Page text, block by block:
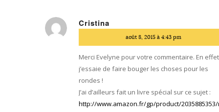
Cristina
août 8, 2015 à 4:43 pm
Merci Evelyne pour votre commentaire. En effet
j’essaie de faire bouger les choses pour les
rondes !
J’ai d’ailleurs fait un livre spécial sur ce sujet :
http://www.amazon.fr/gp/product/2035885353/